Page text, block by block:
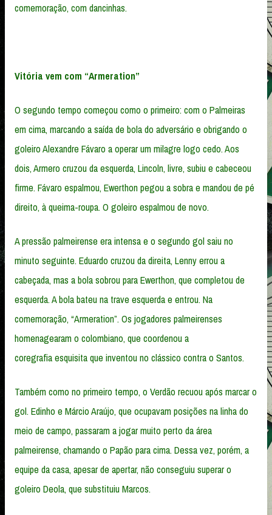
comemoração, com dancinhas.
Vitória vem com “Armeration”
O segundo tempo começou como o primeiro: com o Palmeiras
em cima, marcando a saída de bola do adversário e obrigando o
goleiro Alexandre Fávaro a operar um milagre logo cedo. Aos
dois, Armero cruzou da esquerda, Lincoln, livre, subiu e cabeceou
firme. Fávaro espalmou, Ewerthon pegou a sobra e mandou de pé
direito, à queima-roupa. O goleiro espalmou de novo.
A pressão palmeirense era intensa e o segundo gol saiu no
minuto seguinte. Eduardo cruzou da direita, Lenny errou a
cabeçada, mas a bola sobrou para Ewerthon, que completou de
esquerda. A bola bateu na trave esquerda e entrou. Na
comemoração, “Armeration”. Os jogadores palmeirenses
homenagearam o colombiano, que coordenou a
coregrafia esquisita que inventou no clássico contra o Santos.
Também como no primeiro tempo, o Verdão recuou após marcar o
gol. Edinho e Márcio Araújo, que ocupavam posições na linha do
meio de campo, passaram a jogar muito perto da área
palmeirense, chamando o Papão para cima. Dessa vez, porém, a
equipe da casa, apesar de apertar, não conseguiu superar o
goleiro Deola, que substituiu Marcos.